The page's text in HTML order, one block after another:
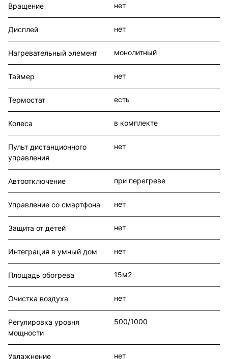
Вращение нет
Дисплей нет
Нагревательный элемент монолитный
Таймер нет
Термостат есть
Колеса в комплекте
Пульт дистанционного
управления
нет
Автоотключение при перегреве
Управление со смартфона нет
Защита от детей нет
Интеграция в умный дом нет
Площадь обогрева 15м2
Очистка воздуха нет
Регулировка уровня
мощности
500/1000
Увлажнение нет